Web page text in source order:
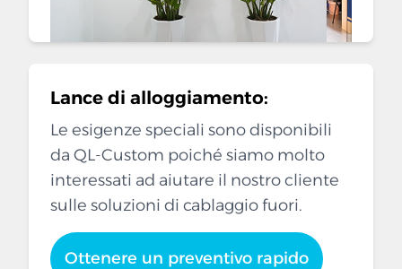
Lance di alloggiamento:
Le esigenze speciali sono disponibili
da QL-Custom poiché siamo molto
interessati ad aiutare il nostro cliente
sulle soluzioni di cablaggio fuori.
Ottenere un preventivo rapido